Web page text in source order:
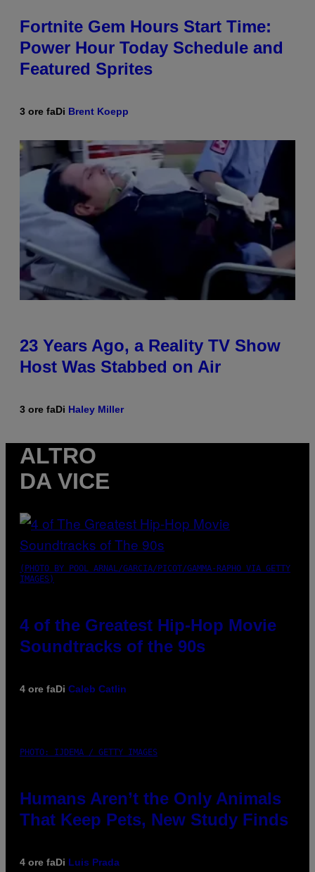
Fortnite Gem Hours Start Time:
Power Hour Today Schedule and
Featured Sprites
3 ore faDi Brent Koepp
23 Years Ago, a Reality TV Show
Host Was Stabbed on Air
3 ore faDi Haley Miller
ALTRO
DA VICE
(PHOTO BY POOL ARNAL/GARCIA/PICOT/GAMMA-RAPHO VIA GETTY
IMAGES)
4 of the Greatest Hip-Hop Movie
Soundtracks of the 90s
4 ore faDi Caleb Catlin
PHOTO: IJDEMA / GETTY IMAGES
Humans Aren’t the Only Animals
That Keep Pets, New Study Finds
4 ore faDi Luis Prada